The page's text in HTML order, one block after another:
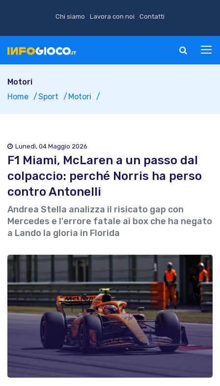
Chi siamo Lavora con noi Contatti
Motori
Home
Sport Motori
Lunedì, 04 Maggio 2026
F1 Miami, McLaren a un passo dal
colpaccio: perché Norris ha perso
contro Antonelli
Andrea Stella analizza il risicato gap con
Mercedes e l'errore fatale ai box che ha negato
a Lando la gloria in Florida